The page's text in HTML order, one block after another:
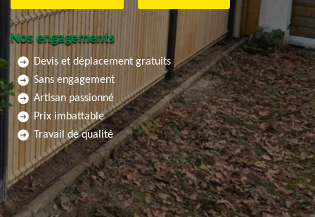
Nos engagements
Devis et déplacement gratuits
Sans engagement
Artisan passionné
Prix imbattable
Travail de qualité